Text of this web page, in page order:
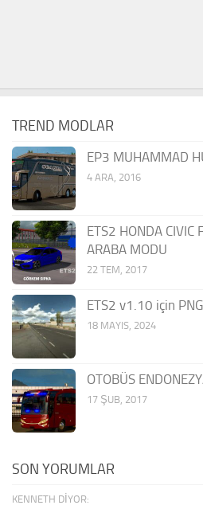
TREND MODLAR
EP3 MUHAMMAD
4 ARA, 2016
ETS2 HONDA CIVIC
ARABA MODU
22 TEM, 2017
ETS2 v1.10 için
18 MAYIS, 2024
OTOBÜS
17 ŞUB, 2017
SON YORUMLAR
KENNETH DIYOR: